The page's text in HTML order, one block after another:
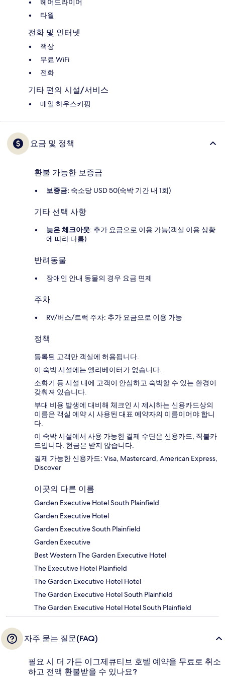
헤어드라이어
타월
전화 및 인터넷
책상
무료 WiFi
전화
기타 편의 시설/서비스
매일 하우스키핑
요금 및 정책
환불 가능한 보증금
보증금: 숙소당 USD 50(숙박 기간 내 1회)
기타 선택 사항
늦은 체크아웃: 추가 요금으로 이용 가능(객실 이용 상황
에 따라 다름)
반려동물
장애인 안내 동물의 경우 요금 면제
주차
RV/버스/트럭 주차: 추가 요금으로 이용 가능
정책
등록된 고객만 객실에 허용됩니다.
이 숙박 시설에는 엘리베이터가 없습니다.
소화기 등 시설 내에 고객이 안심하고 숙박할 수 있는 환경이
갖춰져 있습니다.
부대 비용 발생에 대비해 체크인 시 제시하는 신용카드상의
이름은 객실 예약 시 사용된 대표 예약자의 이름이어야 합니
다.
이 숙박 시설에서 사용 가능한 결제 수단은 신용카드, 직불카
드입니다. 현금은 받지 않습니다.
결제 가능한 신용카드: Visa, Mastercard, American Express,
Discover
이곳의 다른 이름
Garden Executive Hotel South Plainfield
Garden Executive Hotel
Garden Executive South Plainfield
Garden Executive
Best Western The Garden Executive Hotel
The Executive Hotel Plainfield
The Garden Executive Hotel Hotel
The Garden Executive Hotel South Plainfield
The Garden Executive Hotel Hotel South Plainfield
자주 묻는 질문(FAQ)
필요 시 더 가든 이그제큐티브 호텔 예약을 무료로 취소
하고 전액 환불받을 수 있나요?